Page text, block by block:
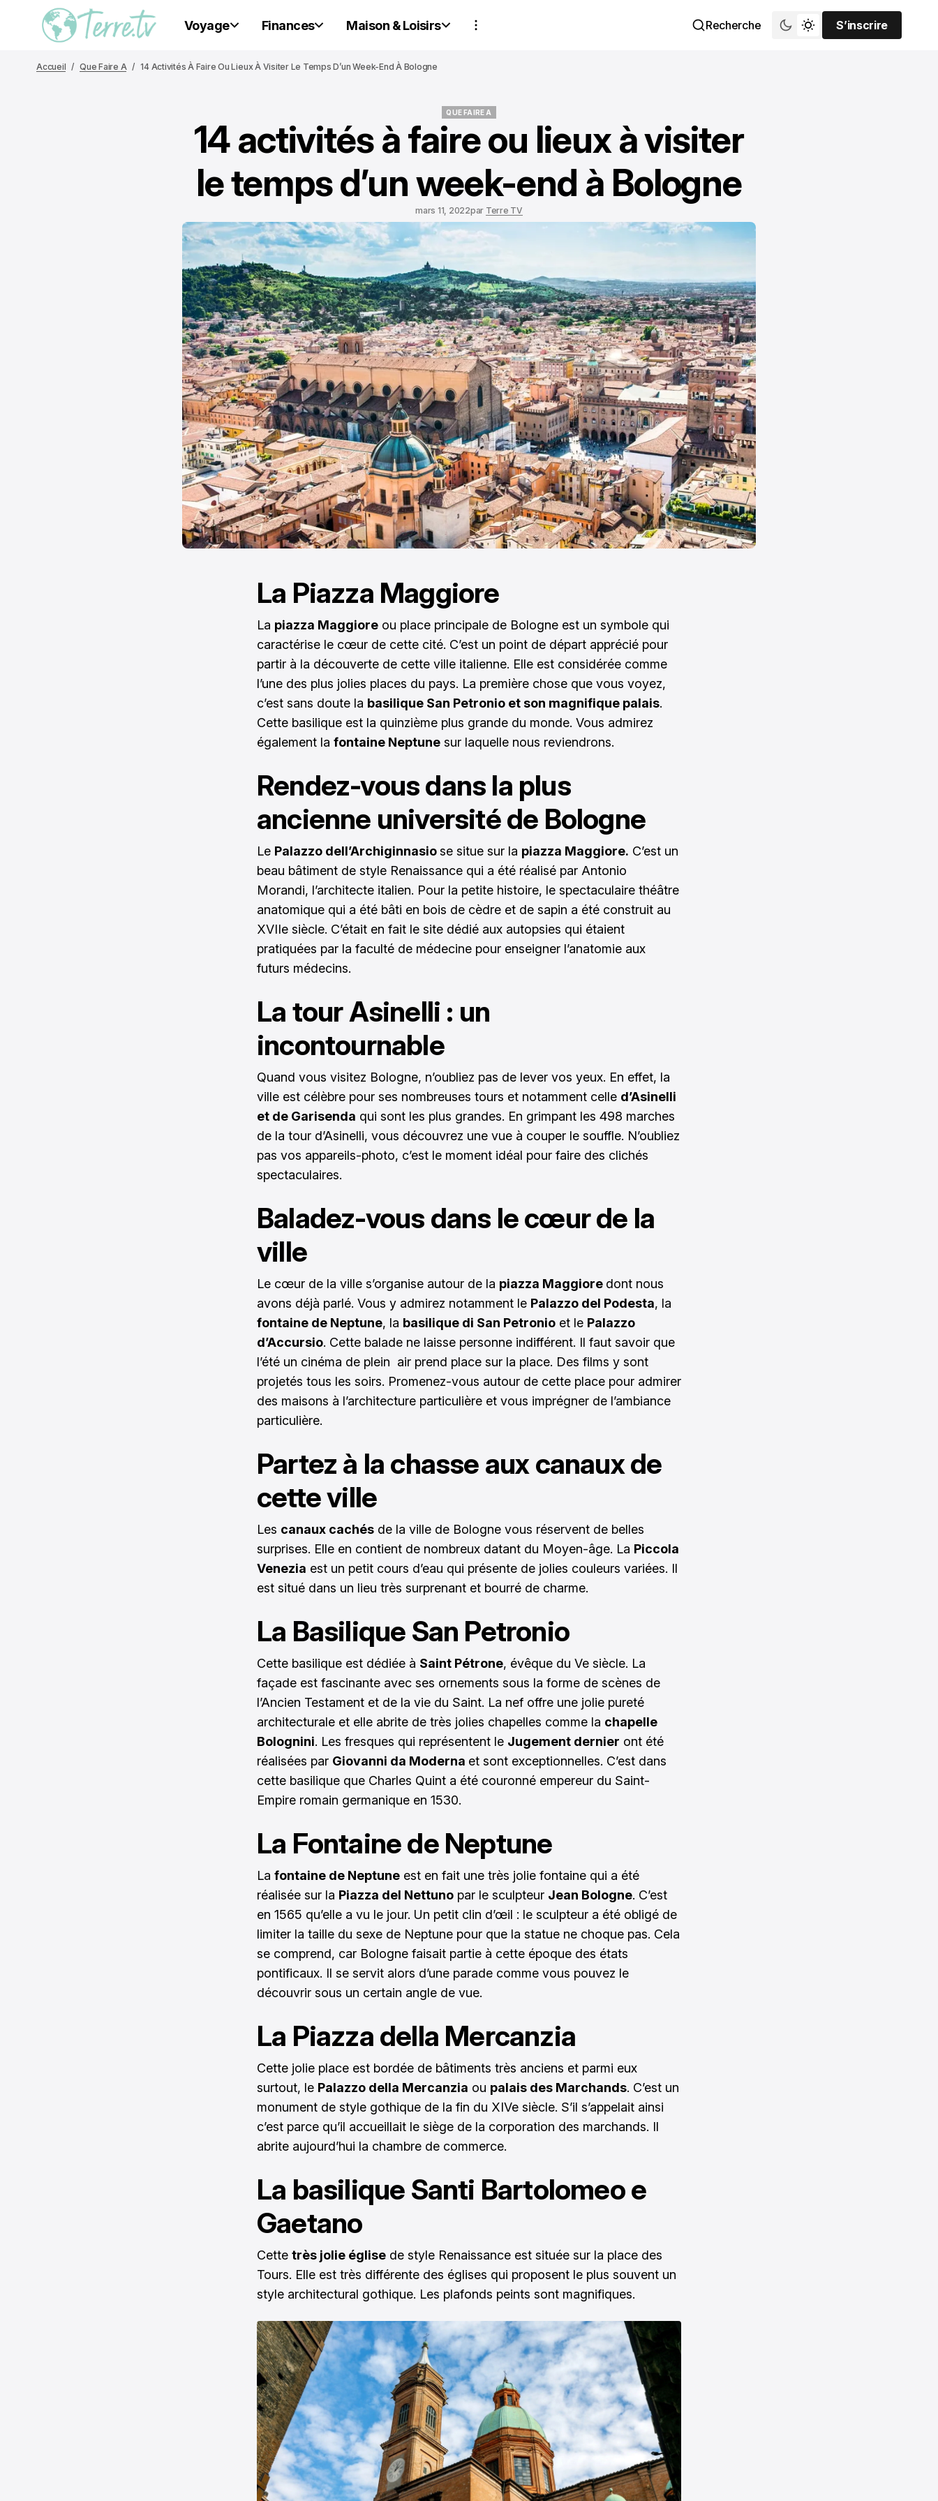
Voyage Finances Maison & Loisirs Recherche
S’inscrire
S’inscrire
Accueil Que Faire A 14 Activités À Faire Ou Lieux À Visiter Le Temps D’un Week-End À Bologne
QUE FAIRE A
QUE FAIRE A
14 activités à faire ou lieux à visiter
le temps d’un week-end à Bologne
mars 11, 2022par Terre TV
La Piazza Maggiore
La piazza Maggiore ou place principale de Bologne est un symbole qui
caractérise le cœur de cette cité. C’est un point de départ apprécié pour
partir à la découverte de cette ville italienne. Elle est considérée comme
l’une des plus jolies places du pays. La première chose que vous voyez,
c’est sans doute la basilique San Petronio et son magnifique palais.
Cette basilique est la quinzième plus grande du monde. Vous admirez
également la fontaine Neptune sur laquelle nous reviendrons.
Rendez-vous dans la plus
ancienne université de Bologne
Le Palazzo dell’Archiginnasiose situe sur la piazza Maggiore. C’est un
beau bâtiment de style Renaissance qui a été réalisé par Antonio
Morandi, l’architecte italien. Pour la petite histoire, le spectaculaire théâtre
anatomique qui a été bâti en bois de cèdre et de sapin a été construit au
XVIIe siècle. C’était en fait le site dédié aux autopsies qui étaient
pratiquées par la faculté de médecine pour enseigner l’anatomie aux
futurs médecins.
La tour Asinelli : un
incontournable
Quand vous visitez Bologne, n’oubliez pas de lever vos yeux. En effet, la
ville est célèbre pour ses nombreuses tours et notamment celle d’Asinelli
et de Garisenda qui sont les plus grandes. En grimpant les 498 marches
de la tour d’Asinelli, vous découvrez une vue à couper le souffle. N’oubliez
pas vos appareils-photo, c’est le moment idéal pour faire des clichés
spectaculaires.
Baladez-vous dans le cœur de la
ville
Le cœur de la ville s’organise autour de la piazza Maggiore dont nous
avons déjà parlé. Vous y admirez notamment le Palazzo del Podesta, la
fontaine de Neptune, la basilique di San Petronio et le Palazzo
d’Accursio. Cette balade ne laisse personne indifférent. Il faut savoir que
l’été un cinéma de plein air prend place sur la place. Des films y sont
projetés tous les soirs. Promenez-vous autour de cette place pour admirer
des maisons à l’architecture particulière et vous imprégner de l’ambiance
particulière.
Partez à la chasse aux canaux de
cette ville
Les canaux cachés de la ville de Bologne vous réservent de belles
surprises. Elle en contient de nombreux datant du Moyen-âge. La Piccola
Venezia est un petit cours d’eau qui présente de jolies couleurs variées. Il
est situé dans un lieu très surprenant et bourré de charme.
La Basilique San Petronio
Cette basilique est dédiée à Saint Pétrone, évêque du Ve siècle. La
façade est fascinante avec ses ornements sous la forme de scènes de
l’Ancien Testament et de la vie du Saint. La nef offre une jolie pureté
architecturale et elle abrite de très jolies chapelles comme la chapelle
Bolognini. Les fresques qui représentent le Jugement dernier ont été
réalisées par Giovanni da Moderna et sont exceptionnelles. C’est dans
cette basilique que Charles Quint a été couronné empereur du Saint-
Empire romain germanique en 1530.
La Fontaine de Neptune
La fontaine de Neptune est en fait une très jolie fontaine qui a été
réalisée sur la Piazza del Nettuno par le sculpteur Jean Bologne. C’est
en 1565 qu’elle a vu le jour. Un petit clin d’œil : le sculpteur a été obligé de
limiter la taille du sexe de Neptune pour que la statue ne choque pas. Cela
se comprend, car Bologne faisait partie à cette époque des états
pontificaux. Il se servit alors d’une parade comme vous pouvez le
découvrir sous un certain angle de vue.
La Piazza della Mercanzia
Cette jolie place est bordée de bâtiments très anciens et parmi eux
surtout, le Palazzo della Mercanzia ou palais des Marchands. C’est un
monument de style gothique de la fin du XIVe siècle. S’il s’appelait ainsi
c’est parce qu’il accueillait le siège de la corporation des marchands. Il
abrite aujourd’hui la chambre de commerce.
La basilique Santi Bartolomeo e
Gaetano
Cette très jolie église de style Renaissance est située sur la place des
Tours. Elle est très différente des églises qui proposent le plus souvent un
style architectural gothique. Les plafonds peints sont magnifiques.